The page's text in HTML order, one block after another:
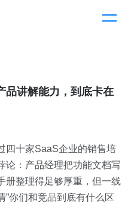
品讲解能力，到底卡在
四十家SaaS企业的销售培
论：产品经理把功能文档写
册整理得足够厚重，但一线
”你们和竞品到底有什么区